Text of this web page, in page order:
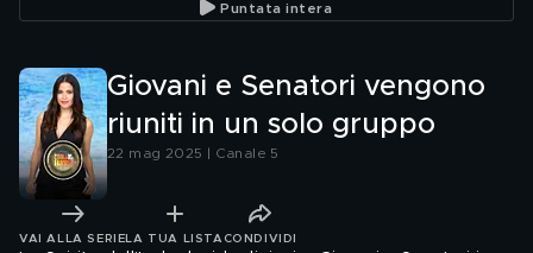
Puntata intera
Giovani e Senatori vengono
riuniti in un solo gruppo
22 mag 2025 | Canale 5
VAI ALLA SERIE LA TUA LISTA CONDIVIDI